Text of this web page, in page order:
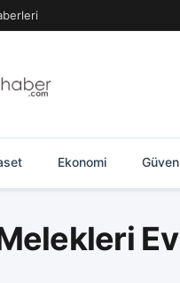
Ekonomi
Melekleri